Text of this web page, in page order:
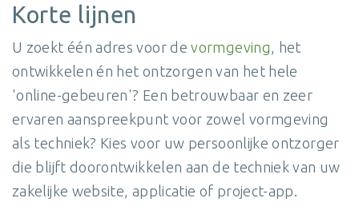
Korte lijnen
U zoekt één adres voor devormgeving , het
ontwikkelen én het ontzorgen van het hele
'online-gebeuren'? Een betrouwbaar en zeer
ervaren aanspreekpunt voor zowel vormgeving
als techniek? Kies voor uw persoonlijke ontzorger
die blijft doorontwikkelen aan de techniek van uw
zakelijke website, applicatie of project-app.